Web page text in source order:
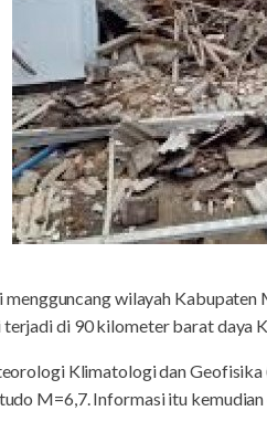
mengguncang wilayah
di 90 kilometer barat daya
Klimatologi dan
M=6,7. Informasi itu